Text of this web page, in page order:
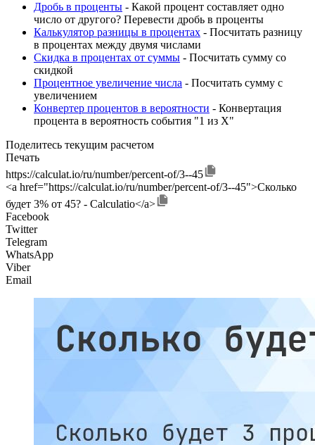
Дробь в проценты - Какой процент составляет одно
число от другого? Перевести дробь в проценты
Калькулятор разницы в процентах - Посчитать разницу
в процентах между двумя числами
Скидка в процентах от суммы - Посчитать сумму со
скидкой
Процентное увеличение числа - Посчитать сумму с
увеличением
Конвертер процентов в вероятности - Конвертация
процента в вероятность события "1 из X"
Поделитесь текущим расчетом
Печать
https://calculat.io/ru/number/percent-of/3--45
<a href="https://calculat.io/ru/number/percent-of/3--45">Сколько
будет 3% от 45? - Calculatio</a>
Facebook
Twitter
Telegram
WhatsApp
Viber
Email